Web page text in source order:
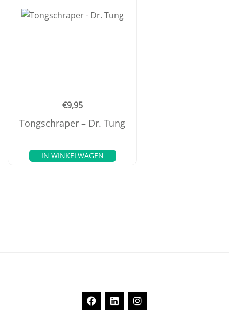
€9,95
Tongschraper – Dr. Tung
IN WINKELWAGEN